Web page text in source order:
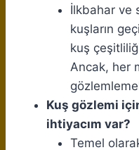
İlkbahar ve
kuşların
kuş
Ancak, her
Kuş gözlemi
ihtiyacım var?
Temel